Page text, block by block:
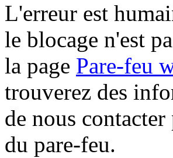
L'erreur est
le blocage n'est
la page Pare-feu
trouverez des
de nous
du pare-feu.